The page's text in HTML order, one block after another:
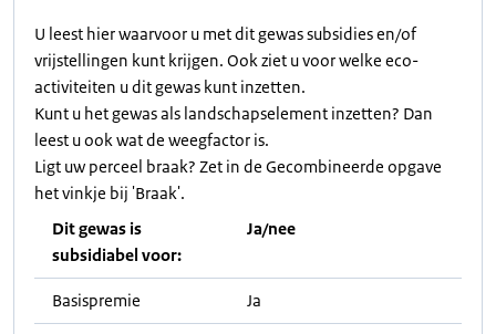
U leest hier waarvoor u met dit gewas subsidies en/of
vrijstellingen kunt krijgen. Ook ziet u voor welke eco-
activiteiten u dit gewas kunt inzetten.
Kunt u het gewas als landschapselement inzetten? Dan
leest u ook wat de weegfactor is.
Ligt uw perceel braak? Zet in de Gecombineerde opgave
het vinkje bij 'Braak'.
Dit gewas is
subsidiabel voor:
Ja/nee
Basispremie Ja